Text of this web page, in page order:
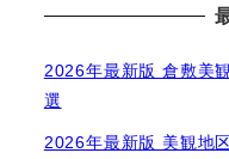
2026年最新版 倉敷美
選
2026年最新版 美観地